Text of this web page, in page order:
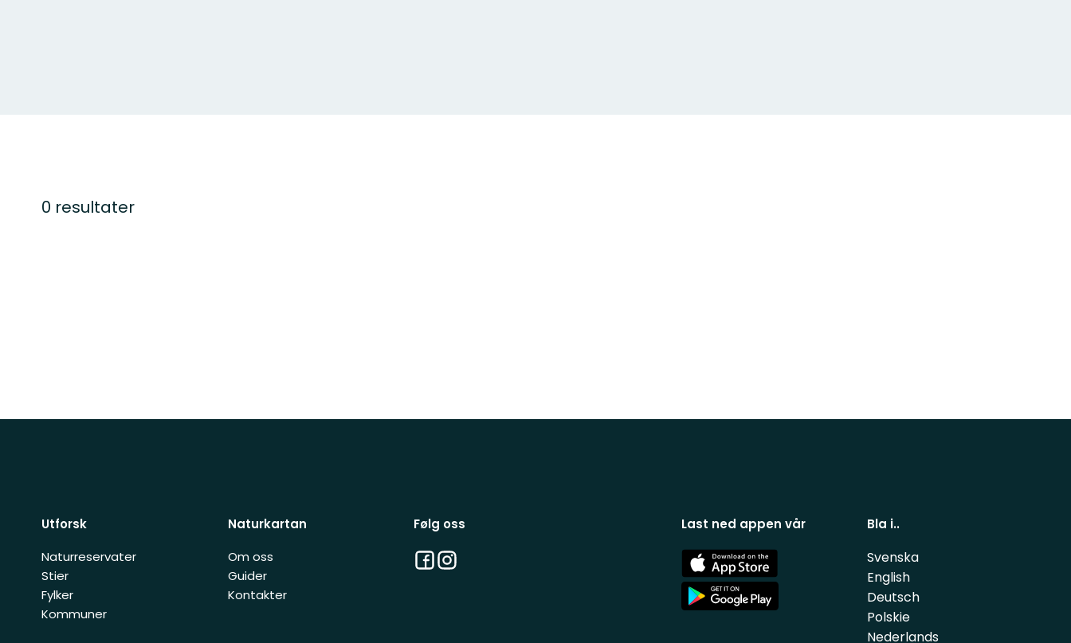
0 resultater
Utforsk
Naturreservater
Stier
Fylker
Kommuner
Naturkartan
Om oss
Guider
Kontakter
Følg oss
Facebook
Instagram
Last ned appen vår
App
Store
App
Store
Bla i..
Svenska
English
Deutsch
Polskie
Nederlands